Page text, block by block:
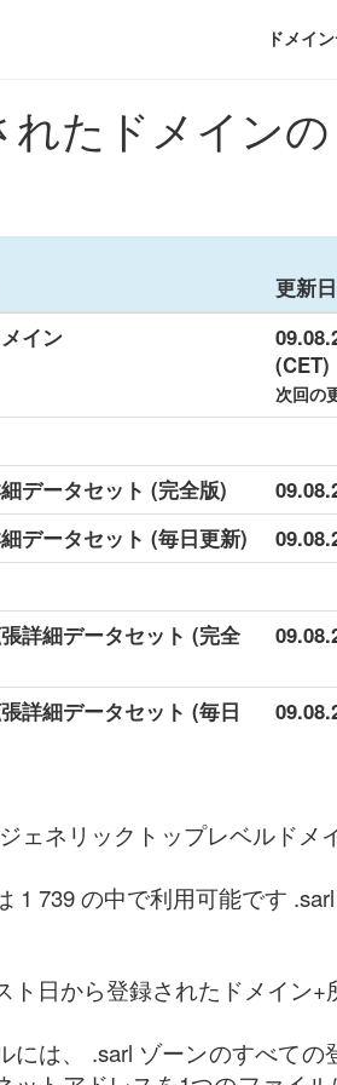
ドメイ
れたドメイン
更新日
イン
(CET)
次回の
データセット (完全版)
データセット (毎日更新)
詳細データセット (完全
詳細データセット (毎日
ェネリックトップレベルドメ
1 739 の中で利用可能です
ト日から登録されたドメイン
には、 .sarl ゾーンのすべて